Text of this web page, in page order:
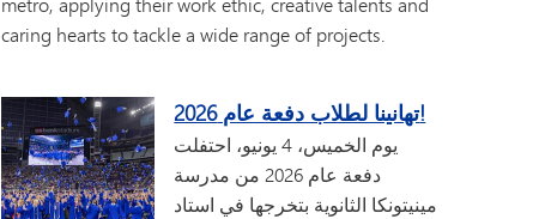
caring hearts to tackle a wide range of projects.
تهانينا لطلاب دفعة عام 2026!
يوم الخميس، 4 يونيو، احتفلت
دفعة عام 2026 من مدرسة
مينيتونكا الثانوية بتخرجها في استاد